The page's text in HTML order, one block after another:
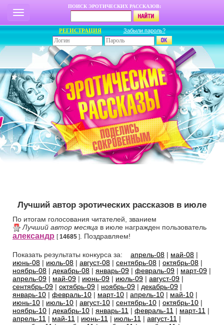
ПОИСК ЭРОТИЧЕСКИХ РАССКАЗОВ:
РЕГИСТРАЦИЯ Забыли пароль?
Лучший автор эротических рассказов в июле
По итогам голосования читателей, званием
Лучший автор месяца в июле награжден пользователь
александр [14685 ]. Поздравляем!
Показать результаты конкурса за: апрель-08 | май-08 |
июнь-08 | июль-08 | август-08 | сентябрь-08 | октябрь-08 |
ноябрь-08 | декабрь-08 | январь-09 | февраль-09 | март-09 |
апрель-09 | май-09 | июнь-09 | июль-09 | август-09 |
сентябрь-09 | октябрь-09 | ноябрь-09 | декабрь-09 |
январь-10 | февраль-10 | март-10 | апрель-10 | май-10 |
июнь-10 | июль-10 | август-10 | сентябрь-10 | октябрь-10 |
ноябрь-10 | декабрь-10 | январь-11 | февраль-11 | март-11 |
апрель-11 | май-11 | июнь-11 | июль-11 | август-11 |